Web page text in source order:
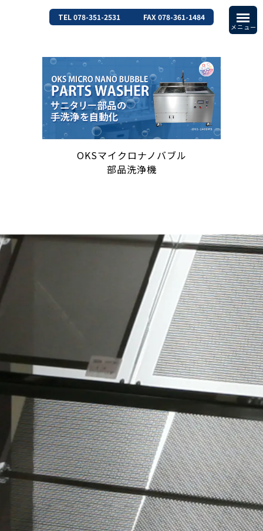
TEL 078-351-2531 FAX 078-361-1484
OKSマイクロナノバブル
部品洗浄機